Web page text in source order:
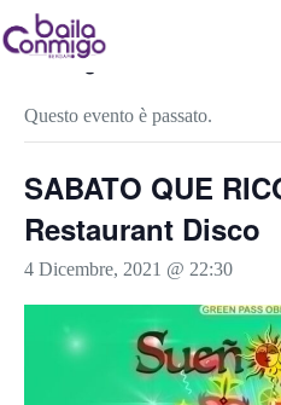
Salta
al
contenuto
« Tutti gli Eventi
Questo evento è passato.
SABATO QUE
Restaurant Disco
4 Dicembre, 2021 @ 22:30